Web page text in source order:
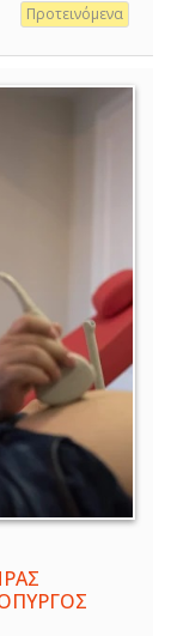
Προτεινόμενα